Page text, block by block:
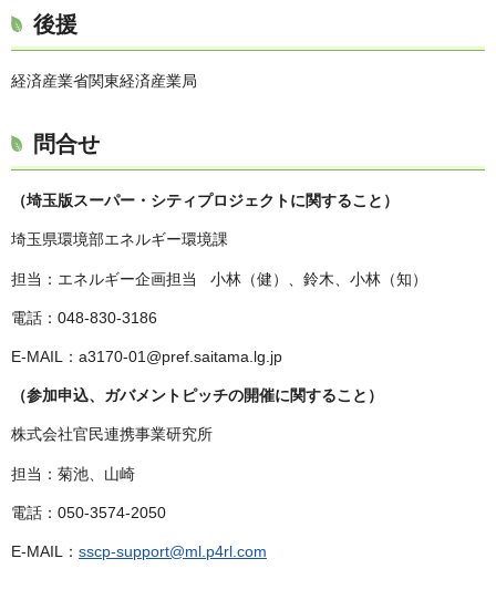
後援
経済産業省関東経済産業局
問合せ
（埼玉版スーパー・シティプロジェクトに関すること）
埼玉県環境部エネルギー環境課
担当：エネルギー企画担当 小林（健）、鈴木、小林（知）
電話：048-830-3186
E-MAIL：a3170-01@pref.saitama.lg.jp
（参加申込、ガバメントピッチの開催に関すること）
株式会社官民連携事業研究所
担当：菊池、山崎
電話：050-3574-2050
E-MAIL： sscp-support@ml.p4rl.com